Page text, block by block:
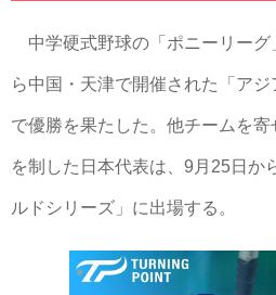
中学硬式野球の「ポニーリーグ
ら中国・天津で開催された「アジ
で優勝を果たした。他チームを
を制した日本代表は、9月25日か
ルドシリーズ」に出場する。